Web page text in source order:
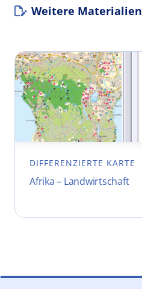
Weitere Materialien
DIFFERENZIERTE KARTE
Afrika – Landwirtschaft